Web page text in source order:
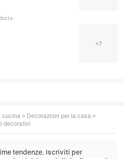
+7
cucina > Decorazioni per la casa >
decorativi
tendenze. Iscriviti per